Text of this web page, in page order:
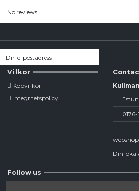
No reviews
Villkor
Köpvillkor
Integritetspolicy
Din
Follow us